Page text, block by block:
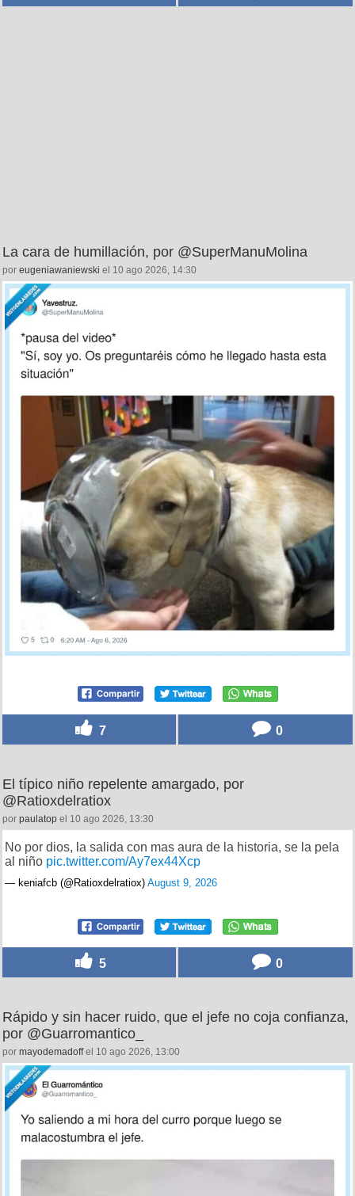
La cara de humillación, por @SuperManuMolina
por eugeniawaniewski el 10 ago 2026, 14:30
7 0
El típico niño repelente amargado, por
@Ratioxdelratiox
por paulatop el 10 ago 2026, 13:30
No por dios, la salida con mas aura de la historia, se la pela
al niño pic.twitter.com/Ay7ex44Xcp
— keniafcb (@Ratioxdelratiox) August 9, 2026
5 0
Rápido y sin hacer ruido, que el jefe no coja confianza,
por @Guarromantico_
por mayodemadoffel 10 ago 2026, 13:00